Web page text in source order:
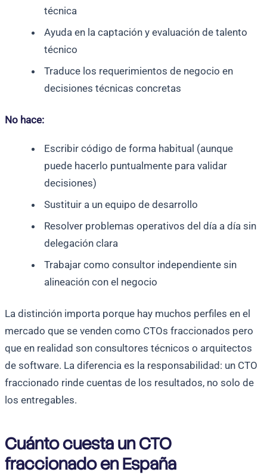
técnica
Ayuda en la captación y evaluación de talento
técnico
Traduce los requerimientos de negocio en
decisiones técnicas concretas
No hace:
Escribir código de forma habitual (aunque
puede hacerlo puntualmente para validar
decisiones)
Sustituir a un equipo de desarrollo
Resolver problemas operativos del día a día sin
delegación clara
Trabajar como consultor independiente sin
alineación con el negocio
La distinción importa porque hay muchos perfiles en el
mercado que se venden como CTOs fraccionados pero
que en realidad son consultores técnicos o arquitectos
de software. La diferencia es la responsabilidad: un CTO
fraccionado rinde cuentas de los resultados, no solo de
los entregables.
Cuánto cuesta un CTO
fraccionado en España